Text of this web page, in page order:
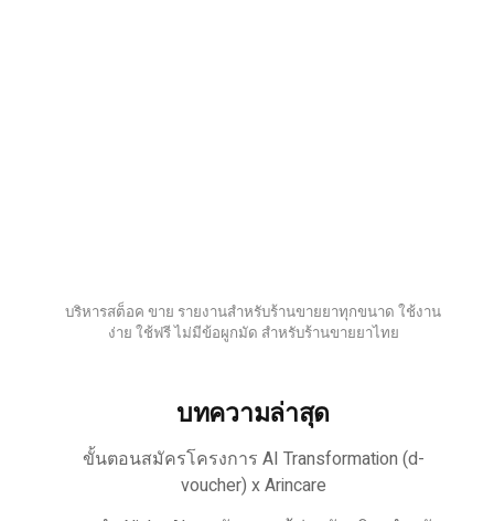
บริหารสต็อค ขาย รายงานสำหรับร้านขายยาทุกขนาด ใช้งาน
ง่าย ใช้ฟรี ไม่มีข้อผูกมัด สำหรับร้านขายยาไทย
บทความล่าสุด
ขั้นตอนสมัครโครงการ AI Transformation (d-
voucher) x Arincare